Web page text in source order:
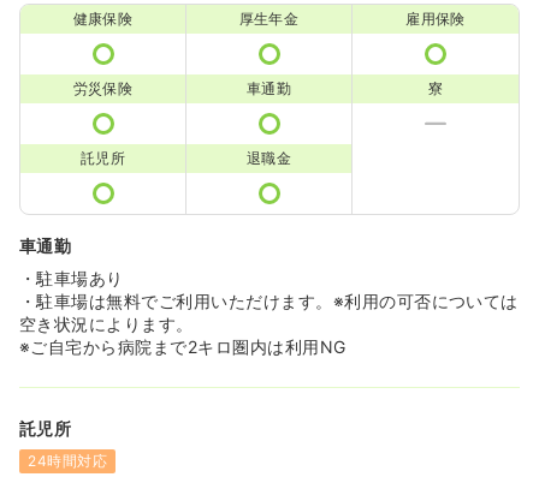
健康保険 厚生年金 雇用保険
労災保険 車通勤 寮
託児所 退職金
車通勤
・駐車場あり
・駐車場は無料でご利用いただけます。※利用の可否については
空き状況によります。
※ご自宅から病院まで2キロ圏内は利用NG
託児所
24時間対応